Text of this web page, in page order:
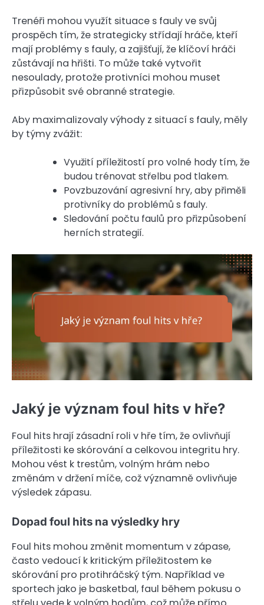
Trenéři mohou využít situace s fauly ve svůj
prospěch tím, že strategicky střídají hráče, kteří
mají problémy s fauly, a zajišťují, že klíčoví hráči
zůstávají na hřišti. To může také vytvořit
nesoulady, protože protivníci mohou muset
přizpůsobit své obranné strategie.
Aby maximalizovaly výhody z situací s fauly, měly
by týmy zvážit:
Využití příležitostí pro volné hody tím, že
budou trénovat střelbu pod tlakem.
Povzbuzování agresivní hry, aby přiměli
protivníky do problémů s fauly.
Sledování počtu faulů pro přizpůsobení
herních strategií.
Jaký je význam foul hits v hře?
Foul hits hrají zásadní roli v hře tím, že ovlivňují
příležitosti ke skórování a celkovou integritu hry.
Mohou vést k trestům, volným hrám nebo
změnám v držení míče, což významně ovlivňuje
výsledek zápasu.
Dopad foul hits na výsledky hry
Foul hits mohou změnit momentum v zápase,
často vedoucí k kritickým příležitostem ke
skórování pro protihráčský tým. Například ve
sportech jako je basketbal, faul během pokusu o